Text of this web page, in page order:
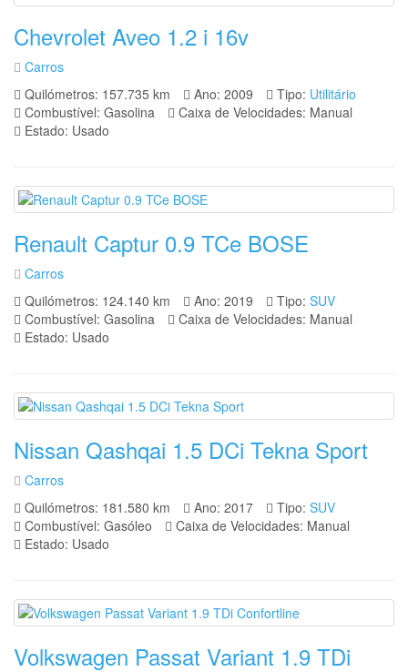
Chevrolet Aveo 1.2 i 16v
Carros
Quilómetros: 157.735 km
Ano: 2009 Tipo: Utilitário
Combustível: Gasolina
Caixa de Velocidades: Manual
Estado: Usado
Renault Captur 0.9 TCe BOSE
Carros
Quilómetros: 124.140 km
Ano: 2019 Tipo: SUV
Combustível: Gasolina
Caixa de Velocidades: Manual
Estado: Usado
Nissan Qashqai 1.5 DCi Tekna Sport
Carros
Quilómetros: 181.580 km
Ano: 2017 Tipo: SUV
Combustível: Gasóleo
Caixa de Velocidades: Manual
Estado: Usado
Volkswagen Passat Variant 1.9 TDi